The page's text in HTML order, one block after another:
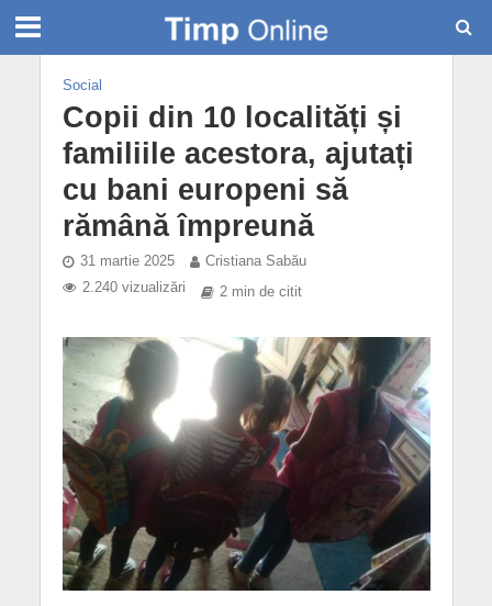
Social
Copii din 10 localități și
familiile acestora, ajutați
cu bani europeni să
rămână împreună
31 martie 2025
Cristiana Sabău
2.240 vizualizări
2 min de citit